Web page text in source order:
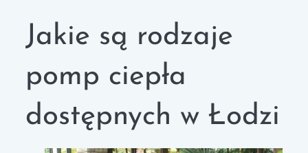
Jakie są rodzaje
pomp ciepła
dostępnych w Łodzi